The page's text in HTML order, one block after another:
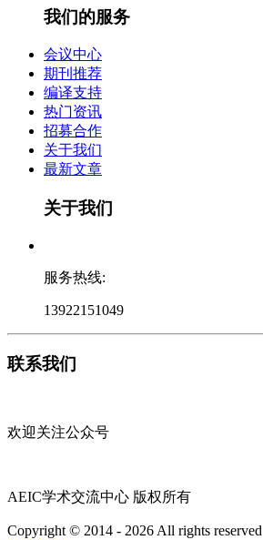
我们的服务
会议中心
期刊推荐
编译支持
热门资讯
招募合作
关于我们
最新文章
关于我们
服务热线:
13922151049
联系我们
欢迎关注公众号
AEIC学术交流中心 版权所有
Copyright © 2014 - 2026 All rights reserved